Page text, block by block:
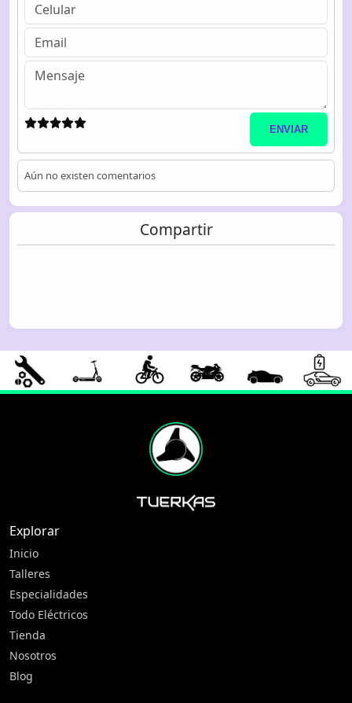
ENVIAR
Aún no existen comentarios
Compartir
Explorar
Inicio
Talleres
Especialidades
Todo Eléctricos
Tienda
Nosotros
Blog